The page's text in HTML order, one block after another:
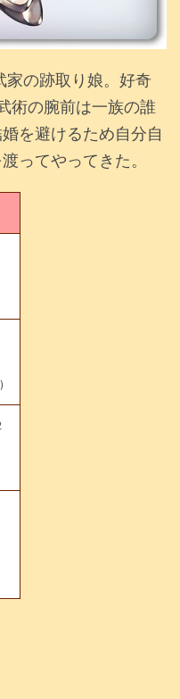
家の跡取り娘。好奇
術の腕前は一族の誰
を避けるため自分自
ってやってきた。